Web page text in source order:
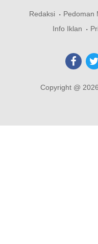
Redaksi Pedoman
Info Iklan
Copyright @